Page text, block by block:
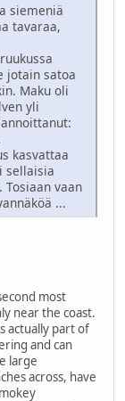
siemeniä
tavaraa,
jotain satoa
Maku oli
yli
kasvattaa
sellaisia
vaan
...
most
near the coast.
actually part of
and can
large
across, have